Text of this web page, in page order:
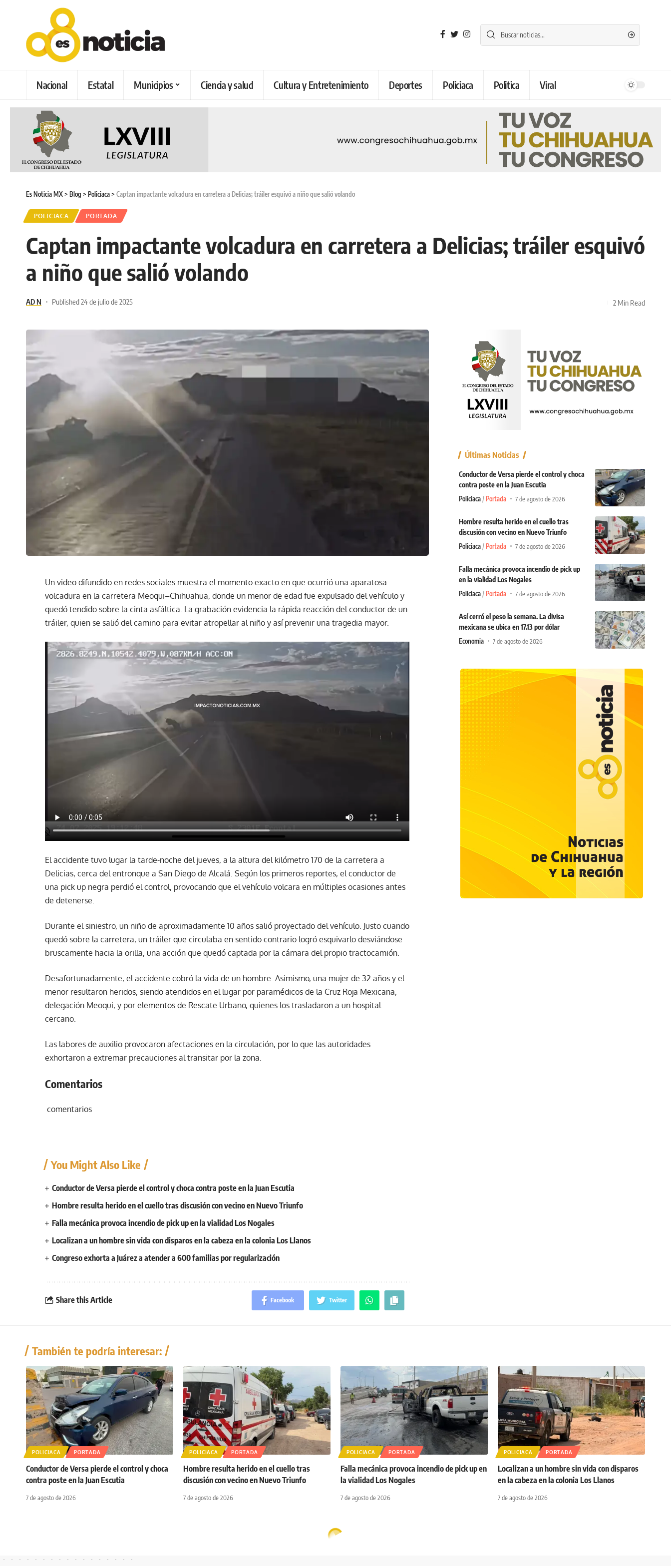
Nacional Estatal Municipios Ciencia y salud Cultura y Entretenimiento Deportes Policiaca Politica Viral
Es Noticia MX> Blog > Policiaca> Captan impactante volcadura en carretera a Delicias; tráiler esquivó a niño que salió volando
POLICIACA PORTADA
Captan impactante volcadura en carretera a Delicias; tráiler esquivó
a niño que salió volando
AD N Published 24 de julio de 2025 2 Min Read
Un video difundido en redes sociales muestra el momento exacto en que ocurrió una aparatosa
volcadura en la carretera Meoqui–Chihuahua, donde un menor de edad fue expulsado del vehículo y
quedó tendido sobre la cinta asfáltica. La grabación evidencia la rápida reacción del conductor de un
tráiler, quien se salió del camino para evitar atropellar al niño y así prevenir una tragedia mayor.
El accidente tuvo lugar la tarde-noche del jueves, a la altura del kilómetro 170 de la carretera a
Delicias, cerca del entronque a San Diego de Alcalá. Según los primeros reportes, el conductor de
una pick up negra perdió el control, provocando que el vehículo volcara en múltiples ocasiones antes
de detenerse.
Durante el siniestro, un niño de aproximadamente 10 años salió proyectado del vehículo. Justo cuando
quedó sobre la carretera, un tráiler que circulaba en sentido contrario logró esquivarlo desviándose
bruscamente hacia la orilla, una acción que quedó captada por la cámara del propio tractocamión.
Desafortunadamente, el accidente cobró la vida de un hombre. Asimismo, una mujer de 32 años y el
menor resultaron heridos, siendo atendidos en el lugar por paramédicos de la Cruz Roja Mexicana,
delegación Meoqui, y por elementos de Rescate Urbano, quienes los trasladaron a un hospital
cercano.
Las labores de auxilio provocaron afectaciones en la circulación, por lo que las autoridades
exhortaron a extremar precauciones al transitar por la zona.
Comentarios
comentarios
You Might Also Like
Conductor de Versa pierde el control y choca contra poste en la Juan Escutia
Hombre resulta herido en el cuello tras discusión con vecino en Nuevo Triunfo
Falla mecánica provoca incendio de pick up en la vialidad Los Nogales
Localizan a un hombre sin vida con disparos en la cabeza en la colonia Los Llanos
Congreso exhorta a Juárez a atender a 600 familias por regularización
Share this Article Facebook Twitter
Últimas Noticias
Conductor de Versa pierde el control y choca
contra poste en la Juan Escutia
Policiaca Portada 7 de agosto de 2026
Hombre resulta herido en el cuello tras
discusión con vecino en Nuevo Triunfo
Policiaca Portada 7 de agosto de 2026
Falla mecánica provoca incendio de pick up
en la vialidad Los Nogales
Policiaca Portada 7 de agosto de 2026
Así cerró el peso la semana. La divisa
mexicana se ubica en 17.13 por dólar
Economia 7 de agosto de 2026
También te podría interesar:
POLICIACA PORTADA
Conductor de Versa pierde el control y choca
contra poste en la Juan Escutia
7 de agosto de 2026
POLICIACA PORTADA
Hombre resulta herido en el cuello tras
discusión con vecino en Nuevo Triunfo
7 de agosto de 2026
POLICIACA PORTADA
Falla mecánica provoca incendio de pick up en
la vialidad Los Nogales
7 de agosto de 2026
POLICIACA PORTADA
Localizan a un hombre sin vida con disparos
en la cabeza en la colonia Los Llanos
7 de agosto de 2026